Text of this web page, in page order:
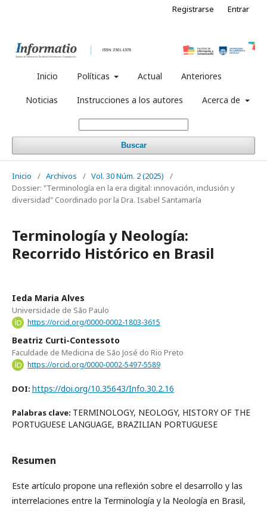
Inicio Políticas Actual Anteriores
Noticias Instrucciones a los autores Acerca de
Buscar
Registrarse Entrar
Inicio / Archivos / Vol. 30 Núm. 2 (2025)
/
Dossier: "Terminología en la era digital: innovación, inclusión y
diversidad" Coordinado por la Dra. Isabel Santamaría
Terminología y Neología:
Recorrido Histórico en Brasil
Ieda Maria Alves
Universidade de São Paulo
https://orcid.org/0000-0002-1803-3615
Beatriz Curti-Contessoto
Faculdade de Medicina de São José do Rio Preto
https://orcid.org/0000-0002-5497-5589
DOI: https://doi.org/10.35643/Info.30.2.16
Palabras clave: TERMINOLOGY, NEOLOGY, HISTORY OF THE
PORTUGUESE LANGUAGE, BRAZILIAN PORTUGUESE
Resumen
Este artículo propone una reflexión sobre el desarrollo y las
interrelaciones entre la Terminología y la Neología en Brasil,